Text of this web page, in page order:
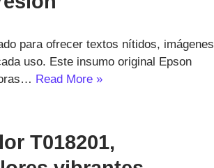
para ofrecer textos nítidos, imágenes
uso. Este insumo original Epson
Read More »
T018201,